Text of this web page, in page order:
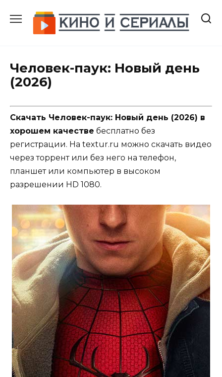
содержанию
Человек-паук: Новый день
(2026)
Скачать Человек-паук: Новый день (2026) в
хорошем качестве бесплатно без
регистрации. На textur.ru можно скачать видео
через торрент или без него на телефон,
планшет или компьютер в высоком
разрешении HD 1080.